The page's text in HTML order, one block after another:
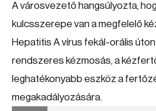
A városvezető hangsúlyozta,
kulcsszerepe van a megfelelő
Hepatitis A vírus fekál-orális
rendszeres kézmosás, a
leghatékonyabb eszköz a
megakadályozására.